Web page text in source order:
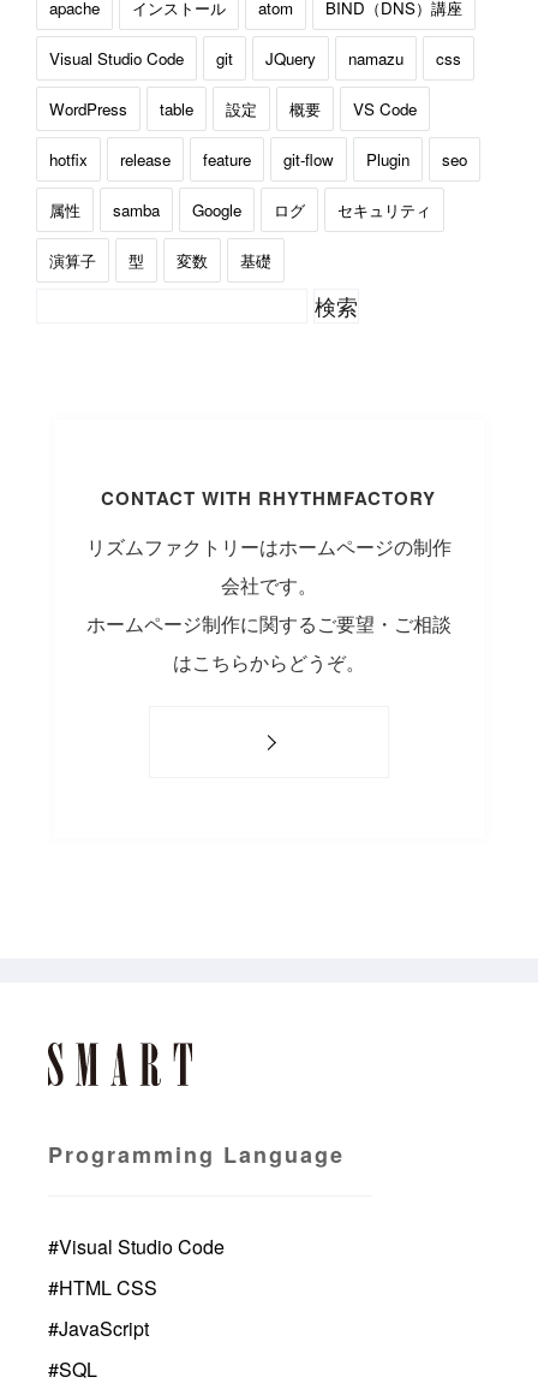
apache インストール atom BIND（DNS）講座
Visual Studio Code git JQuery namazu css
WordPress table 設定 概要 VS Code
hotfix release feature git-flow Plugin seo
属性 samba Google ログ セキュリティ
演算子 型 変数 基礎
CONTACT WITH RHYTHMFACTORY
リズムファクトリーはホームページの制作
会社です。
ホームページ制作に関するご要望・ご相談
はこちらからどうぞ。
Programming Language
#Visual Studio Code
#HTML CSS
#JavaScript
#SQL